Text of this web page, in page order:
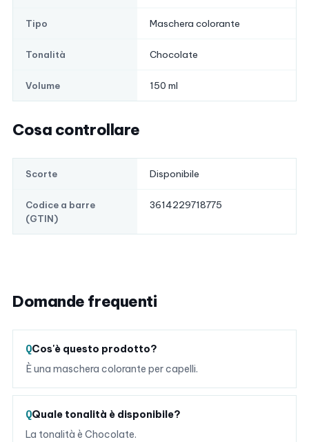
Tipo Maschera colorante
Tonalità Chocolate
Volume 150 ml
Cosa controllare
Scorte Disponibile
Codice a barre
(GTIN)
3614229718775
Domande frequenti
Cos'è questo prodotto?
È una maschera colorante per capelli.
Quale tonalità è disponibile?
La tonalità è Chocolate.